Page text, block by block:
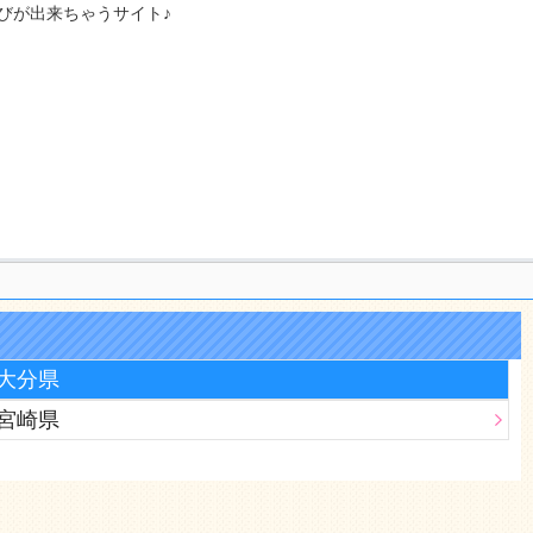
が出来ちゃうサイト♪
分県
崎県